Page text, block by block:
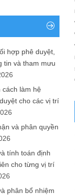
hợp phê duyệt,
tin và tham mưu
làm hệ
cho các vị trí
và phân quyền
tính toán định
cho từng vị trí
phân bổ nhiệm